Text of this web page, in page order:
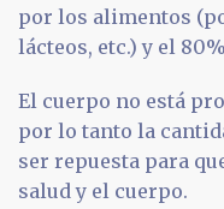
por los alimentos
lácteos, etc.) y el
El cuerpo no está
por lo tanto la
ser repuesta para
salud y el cuerpo.